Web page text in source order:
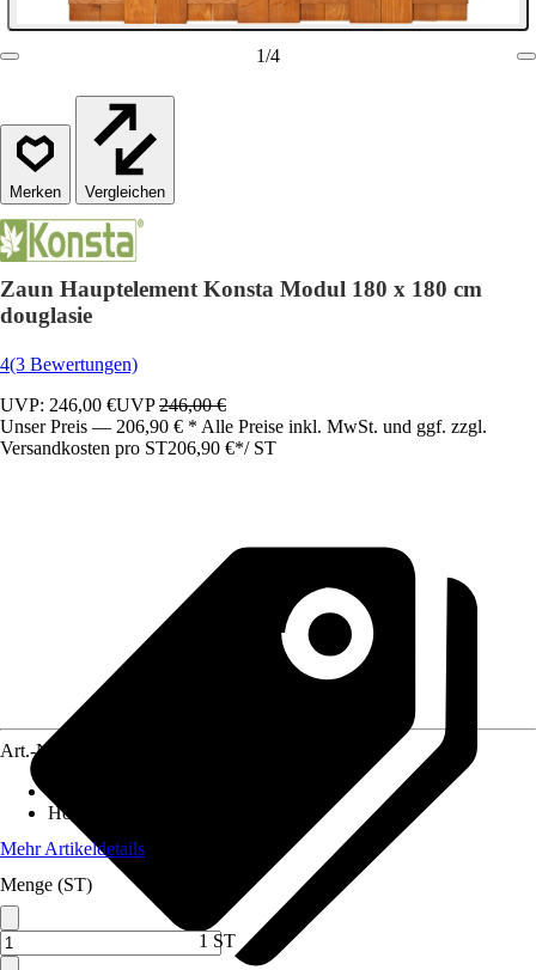
1/4
Vergleichen
Zaun Hauptelement Konsta Modul 180 x 180 cm
douglasie
4(3 Bewertungen)
UVP: 246,00 €UVP246,00 €
Unser Preis — 206,90 € * Alle Preise inkl. MwSt. und ggf. zzgl.
Versandkosten pro ST206,90 €*/ ST
Art.-Nr.
Höhe
Mehr Artikeldetails
Menge (ST)
1 ST